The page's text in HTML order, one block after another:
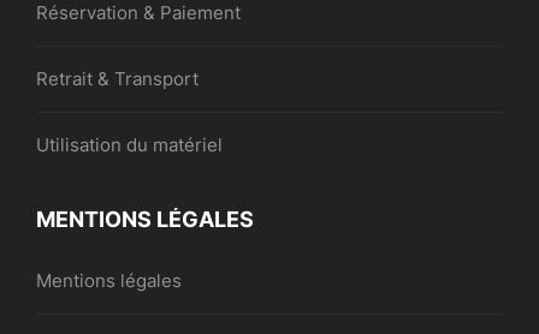
Réservation & Paiement
Retrait & Transport
Utilisation du matériel
MENTIONS LÉGALES
Mentions légales